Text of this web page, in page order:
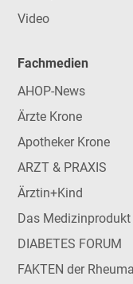
Video
Fachmedien
AHOP-News
Ärzte Krone
Apotheker Krone
ARZT & PRAXIS
Ärztin+Kind
Das Medizinprodukt
DIABETES FORUM
FAKTEN der